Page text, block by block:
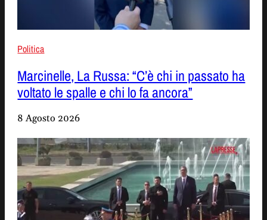
Politica
Marcinelle, La Russa: “C’è chi in passato ha
voltato le spalle e chi lo fa ancora”
8 Agosto 2026